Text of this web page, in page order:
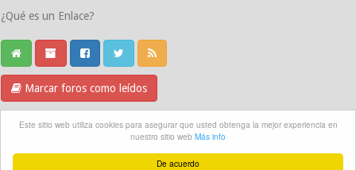
De acuerdo
Este sitio web utiliza cookies para asegurar que usted obtenga la mejor experiencia en
nuestro sitio web Más info
¿Qué es un Enlace?
Marcar foros como leídos
Grupo Telegram